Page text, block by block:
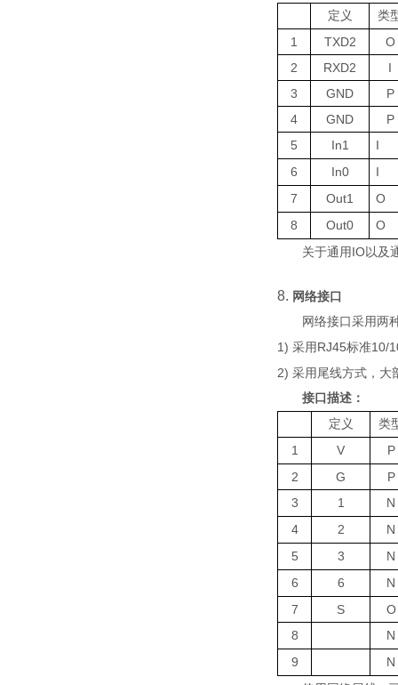
定义
类
1 TXD2
O
2
RXD2
I
3
GND
P
4
GND
P
5
In1
I
6
In0
I
7
Out1
O
8
Out0 O
关于通用 IO以及
8. 网络接口
网络接口采用两
1) 采用 RJ45标准10/
2) 采用尾线方式，大
接口描述：
定义
类
1 V
P
2
G
P
3
1
N
4
2
N
5
3
N
6
6
N
7
S
O
8
N
9
N